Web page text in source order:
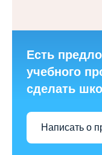
Есть
учебного
сделать
Написать о